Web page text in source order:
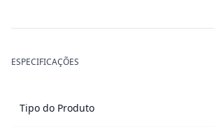
ESPECIFICAÇÕES
Tipo do Produto